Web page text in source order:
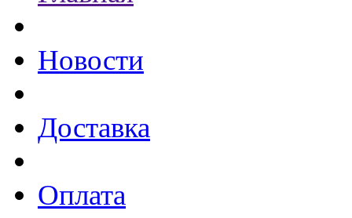
Новости
Доставка
Оплата